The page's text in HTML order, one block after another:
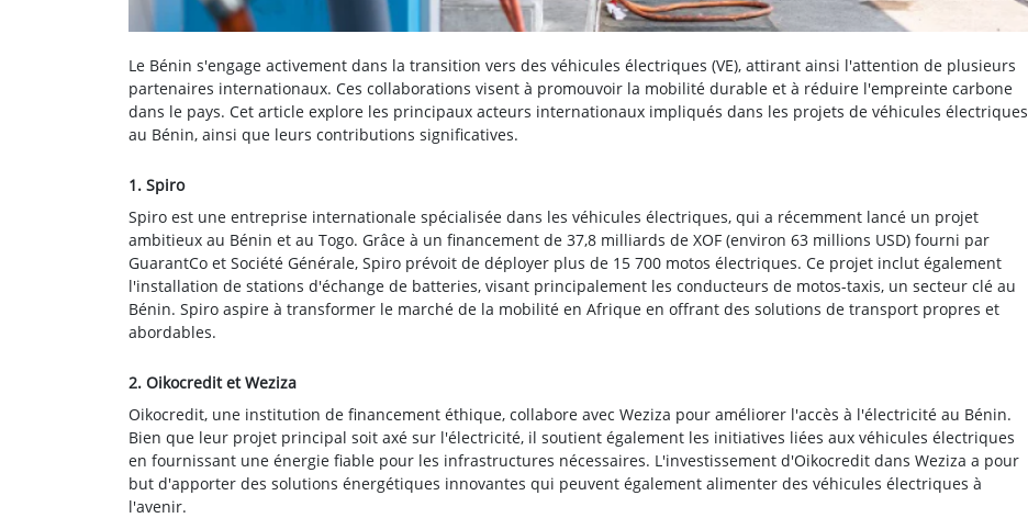
Le Bénin s'engage activement dans la transition vers des véhicules électriques (VE), attirant ainsi l'attention de plusieurs
partenaires internationaux. Ces collaborations visent à promouvoir la mobilité durable et à réduire l'empreinte carbone
dans le pays. Cet article explore les principaux acteurs internationaux impliqués dans les projets de véhicules électriques
au Bénin, ainsi que leurs contributions significatives.
1. Spiro
Spiro est une entreprise internationale spécialisée dans les véhicules électriques, qui a récemment lancé un projet
ambitieux au Bénin et au Togo. Grâce à un financement de 37,8 milliards de XOF (environ 63 millions USD) fourni par
GuarantCo et Société Générale, Spiro prévoit de déployer plus de 15 700 motos électriques. Ce projet inclut également
l'installation de stations d'échange de batteries, visant principalement les conducteurs de motos-taxis, un secteur clé au
Bénin. Spiro aspire à transformer le marché de la mobilité en Afrique en offrant des solutions de transport propres et
abordables.
2. Oikocredit et Weziza
Oikocredit, une institution de financement éthique, collabore avec Weziza pour améliorer l'accès à l'électricité au Bénin.
Bien que leur projet principal soit axé sur l'électricité, il soutient également les initiatives liées aux véhicules électriques
en fournissant une énergie fiable pour les infrastructures nécessaires. L'investissement d'Oikocredit dans Weziza a pour
but d'apporter des solutions énergétiques innovantes qui peuvent également alimenter des véhicules électriques à
l'avenir.